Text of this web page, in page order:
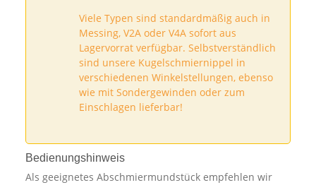
Viele Typen sind standardmäßig auch in
Messing, V2A oder V4A sofort aus
Lagervorrat verfügbar. Selbstverständlich
sind unsere Kugelschmiernippel in
verschiedenen Winkelstellungen, ebenso
wie mit Sondergewinden oder zum
Einschlagen lieferbar!
Bedienungshinweis
Als geeignetes Abschmiermundstück empfehlen wir